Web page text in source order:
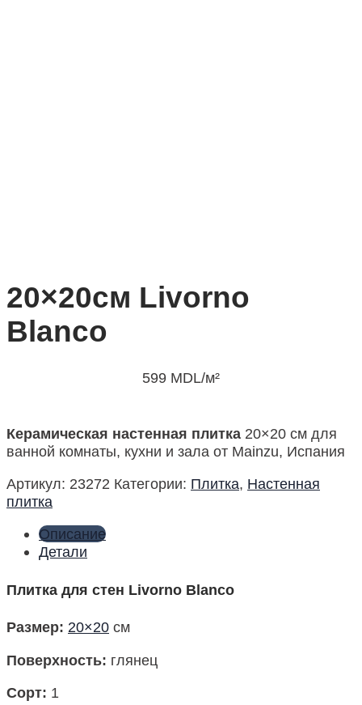
20×20см Livorno
Blanco
599 MDL/м²
Керамическая настенная плитка 20×20 см для
ванной комнаты, кухни и зала от Mainzu, Испания
Артикул: 23272 Категории: Плитка, Настенная
плитка
Описание
Детали
Плитка для стен Livorno Blanco
Размер: 20×20 см
Поверхность: глянец
Сорт: 1